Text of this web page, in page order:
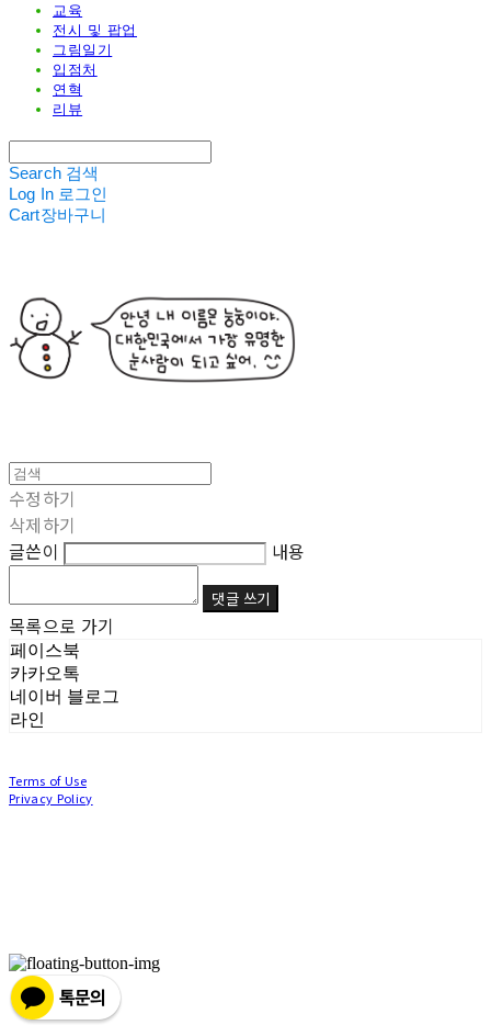
교육
전시 및 팝업
그림일기
입점처
연혁
리뷰
Search 검색
Log In 로그인
Cart장바구니
수정하기
삭제하기
글쓴이
내용
댓글 쓰기
목록으로 가기
페이스북
카카오톡
네이버 블로그
라인
Terms of Use
Privacy Policy